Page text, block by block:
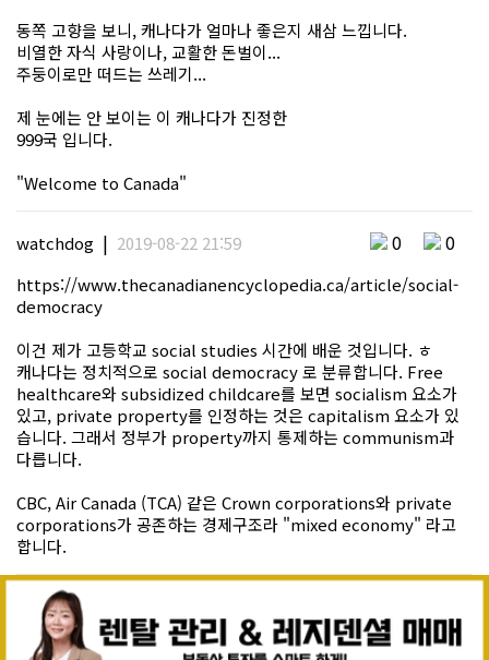
동쪽 고향을 보니, 캐나다가 얼마나 좋은지 새삼 느낍니다.
비열한 자식 사랑이나, 교활한 돈벌이...
주둥이로만 떠드는 쓰레기...
제 눈에는 안 보이는 이 캐나다가 진정한
999국 입니다.
"Welcome to Canada"
watchdog | 2019-08-22 21:59 0 0
https://www.thecanadianencyclopedia.ca/article/social-
democracy
이건 제가 고등학교 social studies 시간에 배운 것입니다. ㅎ
캐나다는 정치적으로 social democracy 로 분류합니다. Free
healthcare와 subsidized childcare를 보면 socialism 요소가
있고, private property를 인정하는 것은 capitalism 요소가 있
습니다. 그래서 정부가 property까지 통제하는 communism과
다릅니다.
CBC, Air Canada (TCA) 같은 Crown corporations와 private
corporations가 공존하는 경제구조라 "mixed economy" 라고
합니다.